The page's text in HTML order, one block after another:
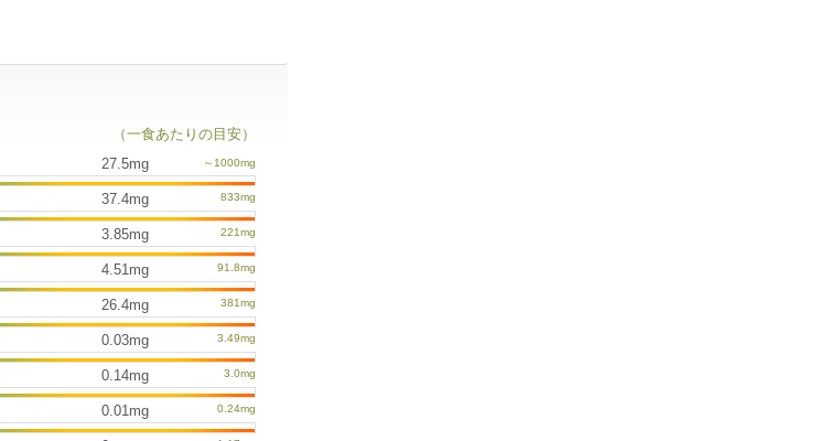
（一食あたりの目安）
27.5mg
37.4mg
3.85mg
4.51mg
26.4mg
0.03mg
0.14mg
0.01mg